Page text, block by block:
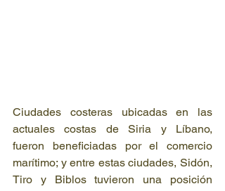
Ciudades costeras ubicadas en las
actuales costas de Siria y Líbano,
fueron beneficiadas por el comercio
marítimo; y entre estas ciudades, Sidón,
Tiro y Biblos tuvieron una posición